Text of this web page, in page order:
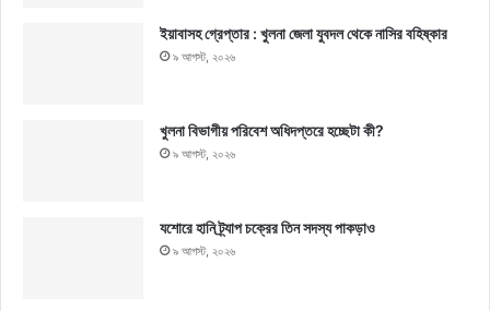
ইয়াবাসহ গ্রেপ্তার : খুলনা জেলা যুবদল থেকে নাসির বহিষ্কার
৯ আগস্ট, ২০২৬
খুলনা বিভাগীয় পরিবেশ অধিদপ্তরে হচ্ছেটা কী?
৯ আগস্ট, ২০২৬
যশোরে হানি ট্র্যাপ চক্রের তিন সদস্য পাকড়াও
৯ আগস্ট, ২০২৬